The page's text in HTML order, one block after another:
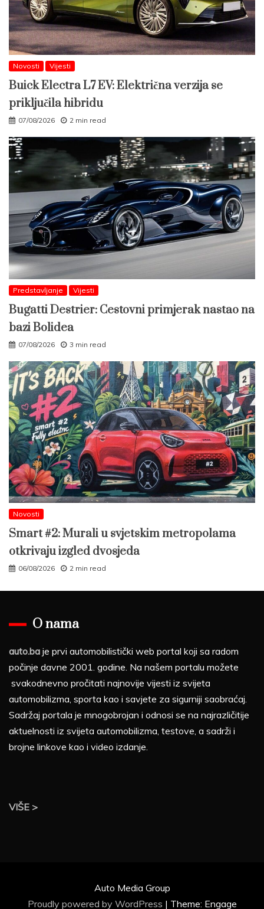
Novosti Vijesti
Buick Electra L7 EV: Električna verzija se
priključila hibridu
07/08/2026 2 min read
Predstavljanje Vijesti
Bugatti Destrier: Cestovni primjerak nastao na
bazi Bolidea
07/08/2026 3 min read
Novosti
Smart #2: Murali u svjetskim metropolama
otkrivaju izgled dvosjeda
06/08/2026 2 min read
O nama
auto.ba je prvi automobilistički web portal koji sa radom
počinje davne 2001. godine. Na našem portalu možete
svakodnevno pročitati najnovije vijesti iz svijeta
automobilizma, sporta kao i savjete za sigurniji saobraćaj.
Sadržaj portala je mnogobrojan i odnosi se na najrazličitije
aktuelnosti iz svijeta automobilizma, testove, a sadrži i
brojne linkove kao i video izdanje.
VIŠE >
Auto Media Group
Proudly powered by WordPress | Theme: Engage